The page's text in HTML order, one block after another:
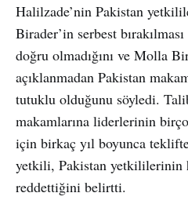
Halilzade’nin Pakistan
Birader’in serbest
doğru olmadığını ve Molla
açıklanmadan Pakistan
tutuklu olduğunu söyledi.
makamlarına liderlerinin
için birkaç yıl boyunca
yetkili, Pakistan yetkililerinin
reddettiğini belirtti.